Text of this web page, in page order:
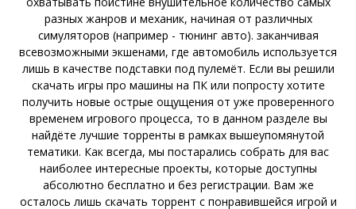
разных жанров и механик, начиная от различных
симуляторов (например - тюнинг авто). заканчивая
всевозможными экшенами, где автомобиль используется
лишь в качестве подставки под пулемёт. Если вы решили
скачать игры про машины на ПК или попросту хотите
получить новые острые ощущения от уже проверенного
временем игрового процесса, то в данном разделе вы
найдёте лучшие торренты в рамках вышеупомянутой
тематики. Как всегда, мы постарались собрать для вас
наиболее интересные проекты, которые доступны
абсолютно бесплатно и без регистрации. Вам же
осталось лишь скачать торрент с понравившейся игрой и